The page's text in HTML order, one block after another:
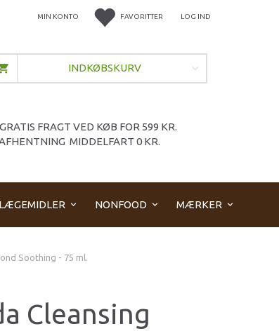
FAVORITTER LOG IND
MIN KONTO
GRATIS FRAGT VED KØB FOR 599 KR.
MIDDELFART 0 KR.
INDKØBSKURV
LÆGEMIDLER NONFOOD MÆRKER
Soothing - 75 ml.
Cleansing